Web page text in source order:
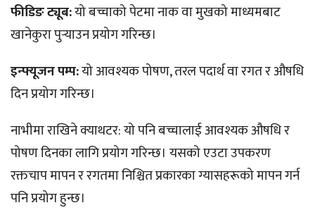
फीडिङ ट्यूब:यो बच्चाको पेटमा नाक वा मुखको माध्यमबाट
खानेकुरा पुर्‍याउन प्रयोग गरिन्छ।
इन्फ्यूजन पम्प:यो आवश्यक पोषण, तरल पदार्थ वा रगत र औषधि
दिन प्रयोग गरिन्छ।
नाभीमा राखिने क्याथटर: यो पनि बच्चालाई आवश्यक औषधि र
पोषण दिनका लागि प्रयोग गरिन्छ। यसको एउटा उपकरण
रक्तचाप मापन र रगतमा निश्चित प्रकारका ग्यासहरूको मापन गर्न
पनि प्रयोग हुन्छ।